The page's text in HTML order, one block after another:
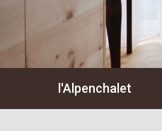
l'Alpenchalet